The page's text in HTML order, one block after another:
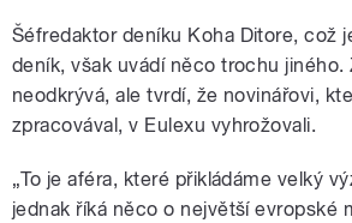
Šéfredaktor deníku Koha Ditore, což
deník, však uvádí něco trochu jiného.
neodkrývá, ale tvrdí, že novinářovi,
zpracovával, v Eulexu vyhrožovali.
„To je aféra, které přikládáme velký
jednak říká něco o největší evropské